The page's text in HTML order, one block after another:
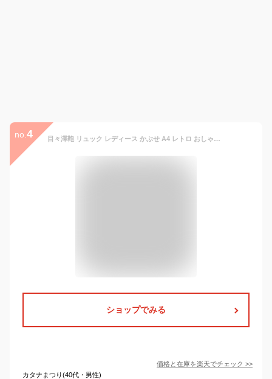
no. 4 目々澤鞄 リュック レディース かぶせ A4 レトロ おしゃれ きれいめ 大人 自立 仕切り付き 2way ハンドル付き 軽量 通学 女子大学生 レッスンバッグ お出かけ 上品 合皮 サッチェルバッグ かわいい SALE 29100 レディース・母の日・ギフト
ショップでみる
価格と在庫を楽天でチェック >>
カタナまつり(40代・男性)